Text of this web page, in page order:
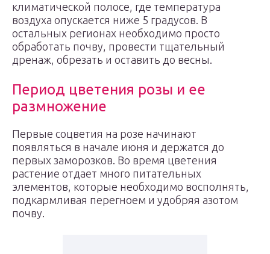
климатической полосе, где температура
воздуха опускается ниже 5 градусов. В
остальных регионах необходимо просто
обработать почву, провести тщательный
дренаж, обрезать и оставить до весны.
Период цветения розы и ее
размножение
Первые соцветия на розе начинают
появляться в начале июня и держатся до
первых заморозков. Во время цветения
растение отдает много питательных
элементов, которые необходимо восполнять,
подкармливая перегноем и удобряя азотом
почву.